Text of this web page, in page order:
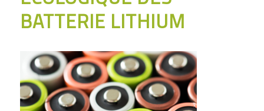
BATTERIE LITHIUM